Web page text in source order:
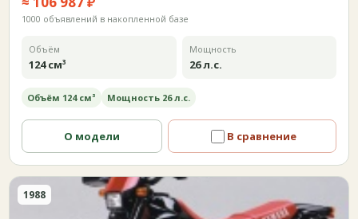
1000 объявлений в накопленной базе
Объём
124 см³
Мощность
26 л.с.
Объём 124 см³ Мощность 26 л.с.
О модели В сравнение
1988